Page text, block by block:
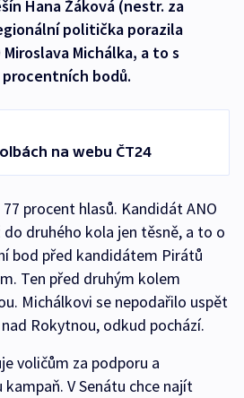
Hana Žáková (nestr. za
politička porazila
Michálka, a to s
bodů.
na webu ČT24
procent hlasů. Kandidát ANO
druhého kola jen těsně, a to o
bod před kandidátem Pirátů
Ten před druhým kolem
Michálkovi se nepodařilo uspět
Rokytnou, odkud pochází.
voličům za podporu a
V Senátu chce najít